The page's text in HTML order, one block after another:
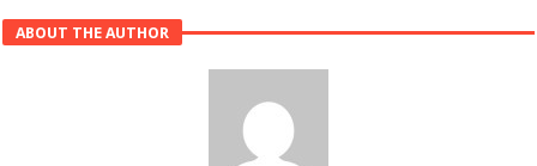
ABOUT THE AUTHOR